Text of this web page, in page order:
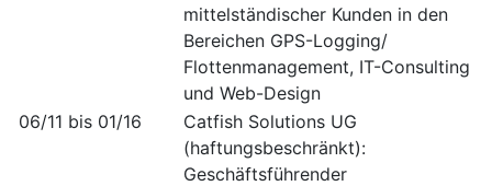
mittelständischer Kunden in den
Bereichen GPS-Logging/
Flottenmanagement, IT-Consulting
und Web-Design
06/11 bis 01/16
Catfish Solutions UG
(haftungsbeschränkt):
Geschäftsführender